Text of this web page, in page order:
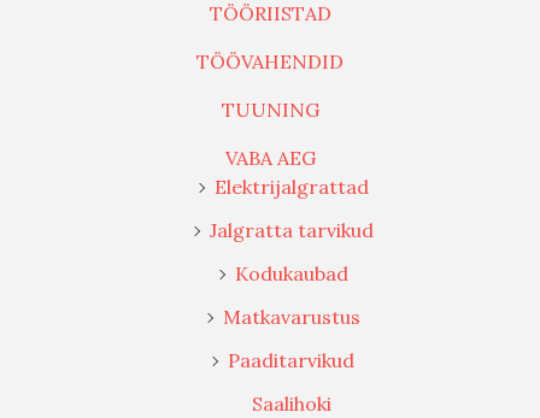
TÖÖRIISTAD
TÖÖVAHENDID
TUUNING
VABA AEG
Elektrijalgrattad
Jalgratta tarvikud
Kodukaubad
Matkavarustus
Paaditarvikud
Saalihoki